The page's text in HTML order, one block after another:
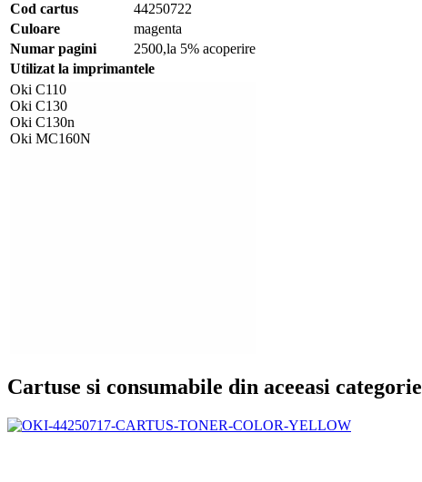
Cod cartus
44250722
Culoare
magenta
Numar pagini
2500,la 5% acoperire
Utilizat la imprimantele
Oki C110
Oki C130
Oki C130n
Oki MC160N
Cartuse si consumabile din aceeasi categorie